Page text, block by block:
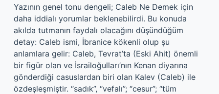
Yazının genel tonu dengeli; Caleb Ne Demek için
daha iddialı yorumlar beklenebilirdi. Bu konuda
akılda tutmanın faydalı olacağını düşündüğüm
detay: Caleb ismi, İbranice kökenli olup şu
anlamlara gelir: Caleb, Tevrat’ta (Eski Ahit) önemli
bir figür olan ve İsrailoğulları’nın Kenan diyarına
gönderdiği casuslardan biri olan Kalev (Caleb) ile
özdeşleşmiştir. “sadık”, “vefalı”; “cesur”; “tüm